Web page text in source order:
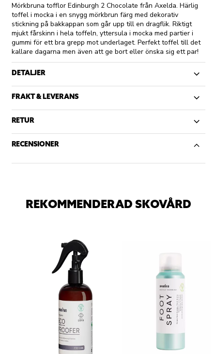
Mörkbruna tofflor Edinburgh 2 Chocolate från Axelda. Härlig
toffel i mocka i en snygg mörkbrun färg med dekorativ
stickning på bakkappan som går upp till en dragflik. Riktigt
mjukt fårskinn i hela toffeln, yttersula i mocka med partier i
gummi för ett bra grepp mot underlaget. Perfekt toffel till det
kallare dagarna men även att ge bort eller önska sig ett par!
DETALJER
FRAKT & LEVERANS
RETUR
RECENSIONER
REKOMMENDERAD SKOVÅRD